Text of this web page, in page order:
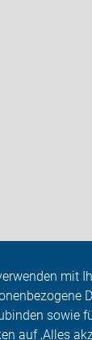
mit
sowie
auf ‚Alles